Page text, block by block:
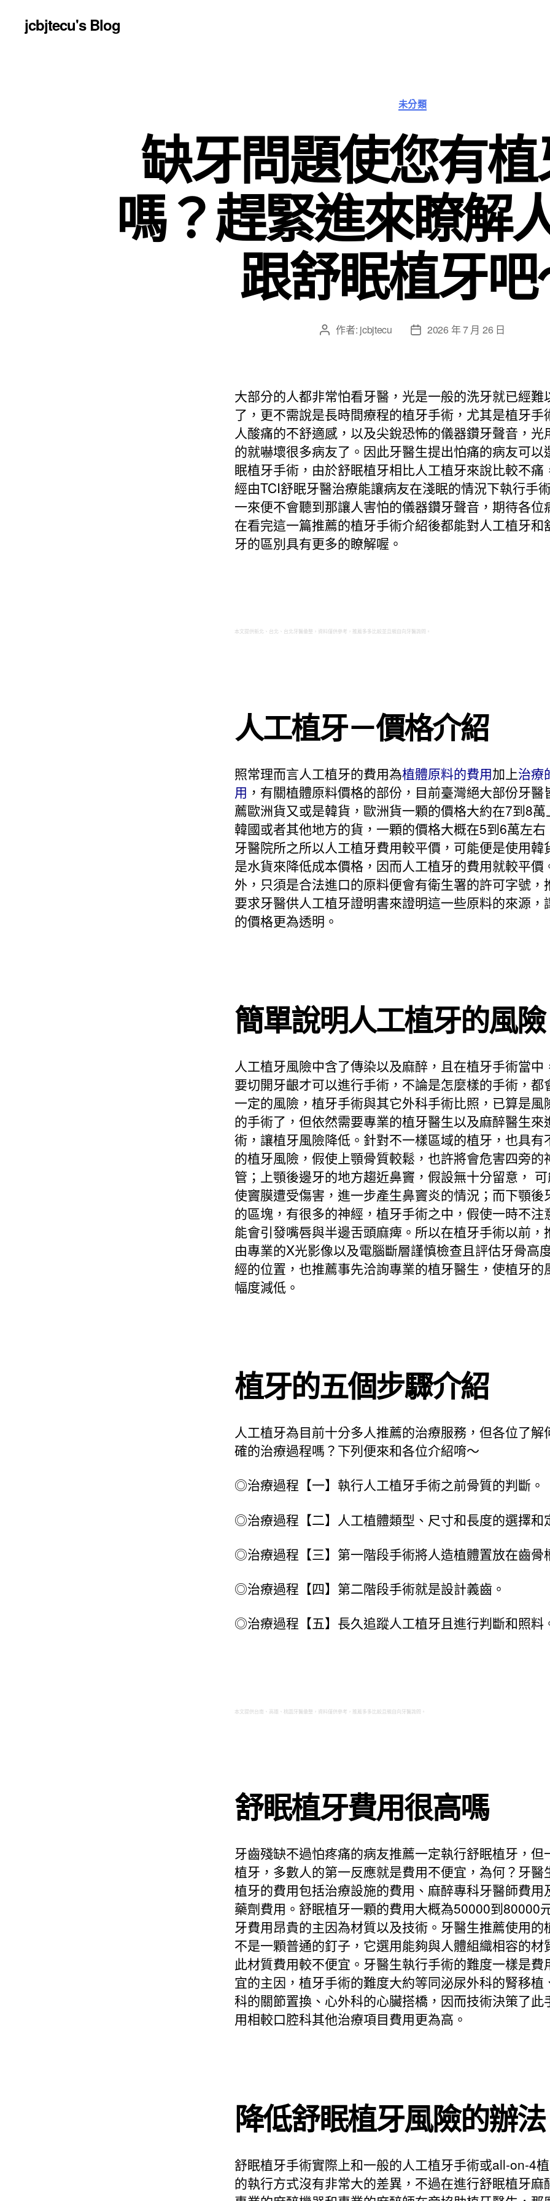
jcbjtecu's Blog
分
類
未分類
缺牙問題使您有
嗎？趕緊進來瞭解
跟舒眠植牙
文 作者: jcbjtecu
文
日
期
2026 年 7 月 26 日
大部分的人都非常怕看牙醫，光是一般的洗牙就已經難
了，更不需說是長時間療程的植牙手術，尤其是植牙手
人酸痛的不舒適感，以及尖銳恐怖的儀器鑽牙聲音，光
的就嚇壞很多病友了。因此牙醫生提出怕痛的病友可以
眠植牙手術，由於舒眠植牙相比人工植牙來說比較不痛
經由TCI舒眠牙醫治療能讓病友在淺眠的情況下執行手
一來便不會聽到那讓人害怕的儀器鑽牙聲音，期待各位
在看完這一篇推薦的植牙手術介紹後都能對人工植牙和
牙的區別具有更多的瞭解喔。
本文提供新北、台北、台北牙醫彙整，資料僅供參考，推薦多多比較並且親自向牙醫詢問。
人工植牙－價格介紹
照常理而言人工植牙的費用為植體原料的費用加上治療
用 ，有關植體原料價格的部份，目前臺灣絕大部份牙醫
薦歐洲貨又或是韓貨，歐洲貨一顆的價格大約在7到8萬
韓國或者其他地方的貨，一顆的價格大概在5到6萬左右
牙醫院所之所以人工植牙費用較平價，可能便是使用韓
是水貨來降低成本價格，因而人工植牙的費用就較平價
外，只須是合法進口的原料便會有衛生署的許可字號，
要求牙醫供人工植牙證明書來證明這一些原料的來源，
的價格更為透明。
簡單說明人工植牙的風險
人工植牙風險中含了傳染以及麻醉，且在植牙手術當中
要切開牙齦才可以進行手術，不論是怎麼樣的手術，都
一定的風險，植牙手術與其它外科手術比照，已算是風
的手術了，但依然需要專業的植牙醫生以及麻醉醫生來
術，讓植牙風險降低。針對不一樣區域的植牙，也具有
的植牙風險，假使上顎骨質較鬆，也許將會危害四旁的
管；上顎後邊牙的地方趨近鼻竇，假設無十分留意，
使竇膜遭受傷害，進一步產生鼻竇炎的情況；而下顎後
的區塊，有很多的神經，植牙手術之中，假使一時不注
能會引發嘴唇與半邊舌頭麻痺。所以在植牙手術以前，
由專業的X光影像以及電腦斷層謹慎檢查且評估牙骨高
經的位置，也推薦事先洽詢專業的植牙醫生，使植牙的
幅度減低。
植牙的五個步驟介紹
人工植牙為目前十分多人推薦的治療服務，但各位了解
確的治療過程嗎？下列便來和各位介紹唷～
◎治療過程【一】執行人工植牙手術之前骨質的判斷。
◎治療過程【二】人工植體類型、尺寸和長度的選擇和
◎治療過程【三】第一階段手術將人造植體置放在齒骨
◎治療過程【四】第二階段手術就是設計義齒。
◎治療過程【五】長久追蹤人工植牙且進行判斷和照料
本文提供台南、高雄、桃園牙醫彙整，資料僅供參考，推薦多多比較且親自向牙醫詢問。
舒眠植牙費用很高嗎
牙齒殘缺不過怕疼痛的病友推薦一定執行舒眠植牙，但
植牙，多數人的第一反應就是費用不便宜，為何？牙醫
植牙的費用包括治療設施的費用、麻醉專科牙醫師費用
藥劑費用。舒眠植牙一顆的費用大概為50000到80000
牙費用昂貴的主因為材質以及技術。牙醫生推薦使用的
不是一顆普通的釘子，它選用能夠與人體組織相容的材
此材質費用較不便宜。牙醫生執行手術的難度一樣是費
宜的主因，植牙手術的難度大約等同泌尿外科的腎移植
科的關節置換、心外科的心臟搭橋，因而技術決策了此
用相較口腔科其他治療項目費用更為高。
降低舒眠植牙風險的辦法
舒眠植牙手術實際上和一般的人工植牙手術或all-on-4
的執行方式沒有非常大的差異，不過在進行舒眠植牙麻